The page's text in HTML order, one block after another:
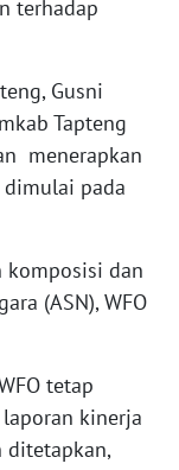
terhadap
Gusni
Tapteng
menerapkan
dimulai pada
komposisi dan
(ASN), WFO
tetap
kinerja
ditetapkan,